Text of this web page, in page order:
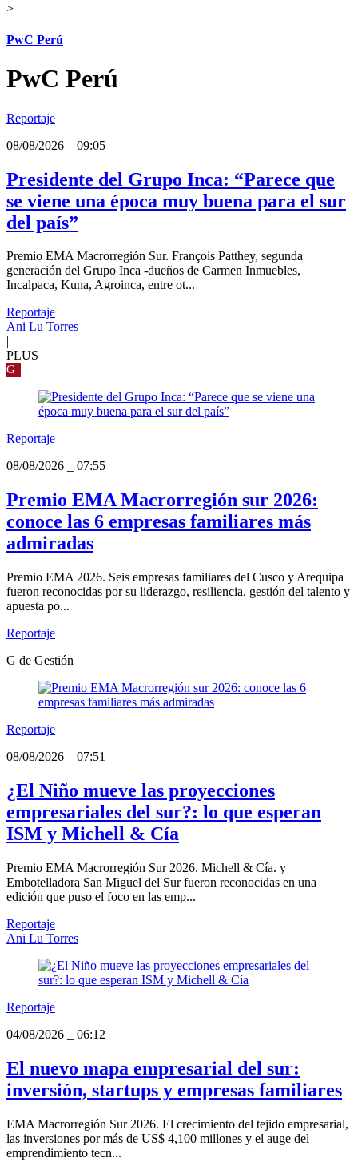
>
PwC Perú
PwC Perú
Reportaje
08/08/2026
09:05
Presidente del Grupo Inca: “Parece que
se viene una época muy buena para el sur
del país”
Premio EMA Macrorregión Sur. François Patthey, segunda
generación del Grupo Inca -dueños de Carmen Inmuebles,
Incalpaca, Kuna, Agroinca, entre ot...
Reportaje
Ani Lu Torres
PLUS
G
Reportaje
08/08/2026
07:55
Premio EMA Macrorregión sur 2026:
conoce las 6 empresas familiares más
admiradas
Premio EMA 2026. Seis empresas familiares del Cusco y Arequipa
fueron reconocidas por su liderazgo, resiliencia, gestión del talento y
apuesta po...
Reportaje
G de Gestión
Reportaje
08/08/2026
07:51
¿El Niño mueve las proyecciones
empresariales del sur?: lo que esperan
ISM y Michell & Cía
Premio EMA Macrorregión Sur 2026. Michell & Cía. y
Embotelladora San Miguel del Sur fueron reconocidas en una
edición que puso el foco en las emp...
Reportaje
Ani Lu Torres
Reportaje
04/08/2026
06:12
El nuevo mapa empresarial del sur:
inversión, startups y empresas familiares
EMA Macrorregión Sur 2026. El crecimiento del tejido empresarial,
las inversiones por más de US$ 4,100 millones y el auge del
emprendimiento tecn...